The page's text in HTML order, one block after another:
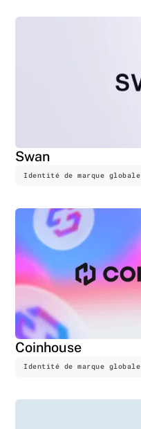
Swan
Identité de marque globale
Coinhouse
Identité de marque globale